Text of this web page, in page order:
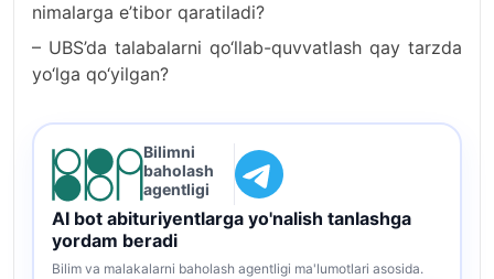
nimalarga e’tibor qaratiladi?
– UBS’da talabalarni qo‘llab-quvvatlash qay tarzda
yo‘lga qo‘yilgan?
Bilimni
baholash
agentligi
AI bot abituriyentlarga yo'nalish tanlashga
yordam beradi
Bilim va malakalarni baholash agentligi ma'lumotlari asosida.